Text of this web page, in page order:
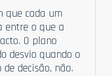
que cada um
entre o que a
O plano
desvio quando o
decisão, não.